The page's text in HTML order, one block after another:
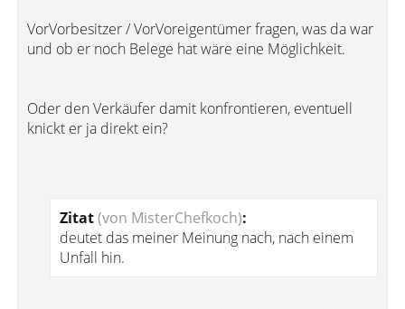
VorVorbesitzer / VorVoreigentümer fragen, was da war
und ob er noch Belege hat wäre eine Möglichkeit.
Oder den Verkäufer damit konfrontieren, eventuell
knickt er ja direkt ein?
Zitat(von MisterChefkoch):
deutet das meiner Meinung nach, nach einem
Unfall hin.